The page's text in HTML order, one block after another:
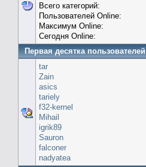
Всего категорий:
Пользователей Online:
Максимум Online:
Сегодня Online:
Первая десятка пользователей
tar
Zain
asics
tariely
f32-kernel
Mihail
igrik89
Sauron
falconer
nadyatea